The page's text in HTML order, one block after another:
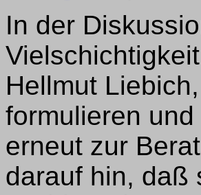
In der
Hellmut
formulieren
erneut zur
darauf hin, daß